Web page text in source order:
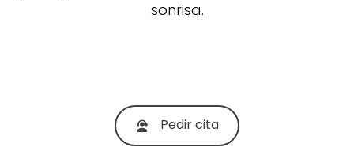
sonrisa.
Pedir cita